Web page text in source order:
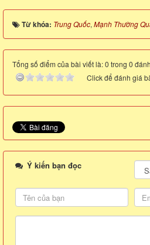
Từ khóa: Trung Quốc, Mạnh Thường
Tổng số điểm của bài viết là: 0 trong 0
Click để đánh giá
Ý kiến bạn đọc